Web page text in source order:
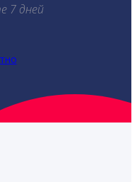
7 дней